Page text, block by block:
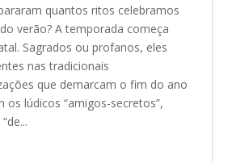
quantos ritos celebramos
verão? A temporada começa
Sagrados ou profanos, eles
nas tradicionais
que demarcam o fim do ano
os lúdicos “amigos-secretos”,